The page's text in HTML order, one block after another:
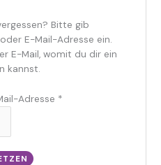
Bitte gib
E-Mail-Adresse ein.
E-Mail, womit du dir ein
kannst.
Adresse *